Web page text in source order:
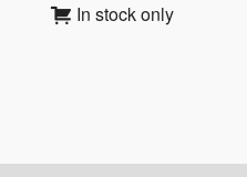
In stock only